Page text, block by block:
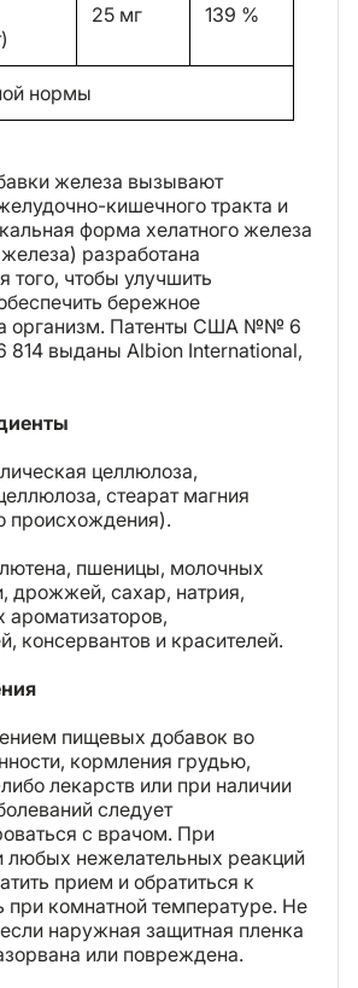
25 мг 139 %
нормы
железа вызывают
кишечного тракта и
форма хелатного железа
разработана
того, чтобы улучшить
бережное
организм. Патенты США №№ 6
814 выданы Albion International,
целлюлоза,
стеарат магния
происхождения).
пшеницы, молочных
дрожжей, сахар, натрия,
ароматизаторов,
консервантов и красителей.
пищевых добавок во
кормления грудью,
лекарств или при наличии
следует
с врачом. При
любых нежелательных реакций
прием и обратиться к
при комнатной температуре. Не
наружная защитная пленка
или повреждена.